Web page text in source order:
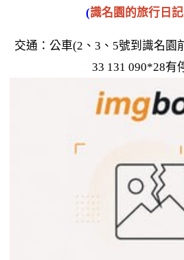
(識名園的旅行日
交通：公車(2、3、5號到識名園
33 131 090*28有